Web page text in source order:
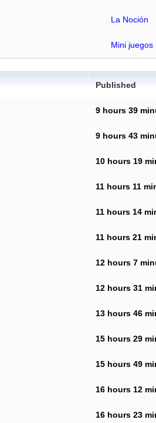
La Noción
Mini juegos
Published
9 hours 39
9 hours 43
10 hours 19
11 hours 11
11 hours 14
11 hours 21
12 hours 7
12 hours 31
13 hours 46
15 hours 29
15 hours 49
16 hours 12
16 hours 23